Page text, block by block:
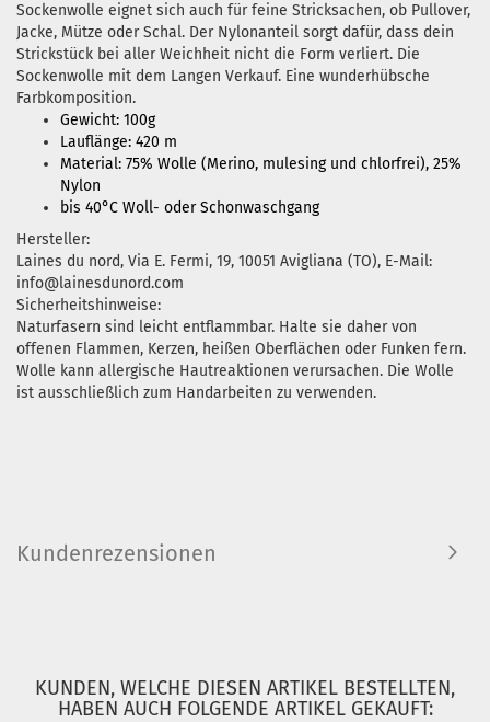
Sockenwolle eignet sich auch für feine Stricksachen, ob Pullover,
Jacke, Mütze oder Schal. Der Nylonanteil sorgt dafür, dass dein
Strickstück bei aller Weichheit nicht die Form verliert. Die
Sockenwolle mit dem Langen Verkauf. Eine wunderhübsche
Farbkomposition.
Gewicht: 100g
Lauflänge: 420 m
Material: 75% Wolle (Merino, mulesing und chlorfrei), 25%
Nylon
bis 40°C Woll- oder Schonwaschgang
Hersteller:
Laines du nord, Via E. Fermi, 19, 10051 Avigliana (TO), E-Mail:
info@lainesdunord.com
Sicherheitshinweise:
Naturfasern sind leicht entflammbar. Halte sie daher von
offenen Flammen, Kerzen, heißen Oberflächen oder Funken fern.
Wolle kann allergische Hautreaktionen verursachen. Die Wolle
ist ausschließlich zum Handarbeiten zu verwenden.
Kundenrezensionen
KUNDEN, WELCHE DIESEN ARTIKEL BESTELLTEN,
HABEN AUCH FOLGENDE ARTIKEL GEKAUFT: